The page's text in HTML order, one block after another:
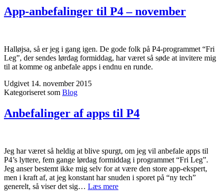
App-anbefalinger til P4 – november
Halløjsa, så er jeg i gang igen. De gode folk på P4-programmet “Fri
Leg”, der sendes lørdag formiddag, har været så søde at invitere mig
til at komme og anbefale apps i endnu en runde.
Udgivet 14. november 2015
Kategoriseret som Blog
Anbefalinger af apps til P4
Jeg har været så heldig at blive spurgt, om jeg vil anbefale apps til
P4’s lyttere, fem gange lørdag formiddag i programmet “Fri Leg”.
Jeg anser bestemt ikke mig selv for at være den store app-ekspert,
men i kraft af, at jeg konstant har snuden i sporet på “ny tech”
generelt, så viser det sig… Læs mereAnbefalinger